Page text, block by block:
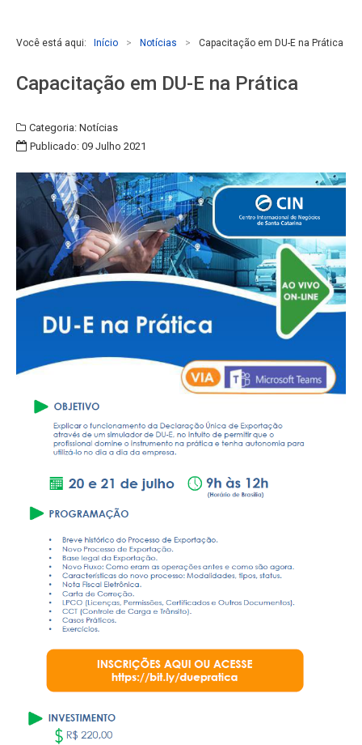
Você está aqui: Início > Notícias > Capacitação em DU-E na Prática
Capacitação em DU-E na Prática
Categoria: Notícias
Publicado: 09 Julho 2021